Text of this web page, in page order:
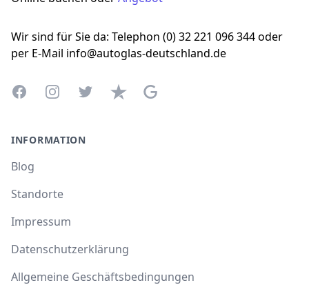
Wir sind für Sie da: Telephon (0) 32 221 096 344 oder
per E-Mail info@autoglas-deutschland.de
FacebookInstagramTwitterTrustpilotGoogle Business Profile
INFORMATION
Blog
Standorte
Impressum
Datenschutzerklärung
Allgemeine Geschäftsbedingungen